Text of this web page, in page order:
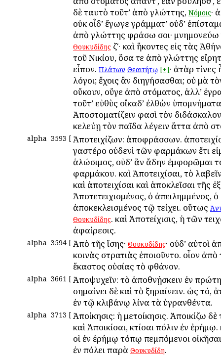
δὲ ταυτὸ τοῦτ’ ἀπὸ γλώττης, Νόμοις·
οὐκ οἶδ’ ἔγωγε γράμματ’ οὐδ’
ἀπὸ γλώττης φράσω σοι·
Θουκυδίδης ζʹ· καὶ ἥκοντες εἰς τὰς
τοῦ Νικίου, ὅσα τε ἀπὸ γλώττης
εἶπον. Πλάτων Θεαιτήτῳ [+]· ἀτὰρ τίνες
λόγοι; ἔχοις ἂν διηγήσασθαι; οὐ μὰ
οὔκουν, οὔγε ἀπὸ στόματος, ἀλλ’
τοῦτ’ εὐθὺς οἴκαδ’ ἐλθὼν
Ἀποστοματίζειν φασὶ τὸν
κελεύῃ τὸν παῖδα λέγειν ἄττα ἀπὸ
alpha 3593 [ Ἀποτειχίζων: ἀποφράσσων.
γαστέρο οὐδενὶ τῶν φαρμάκων ἔτι
ἁλώσιμος, οὐδ’ ἂν ἄδην ἐμφορῶμαι
φαρμάκου. καὶ Ἀποτειχίσαι, τὸ
καὶ ἀποτειχίσαι καὶ ἀποκλεῖσαι τῆς
Ἀποτετειχισμένος, ὁ ἀπειλημμένος, ὁ
ἀποκεκλεισμένος τῷ τείχει. οὕτως
Θουκυδίδης. καὶ Ἀποτείχισις, ἡ τῶν
ἀφαίρεσις.
alpha 3594 [ Ἀπὸ τῆς ἴσης· Θουκυδίδης· οὐδ’ αὐτοὶ
κοινὰς στρατιὰς ἐποιοῦντο. οἷον ἀπὸ
ἕκαστος οὐσίας τὸ φθάνον.
alpha 3661 [ Ἀποψυχεῖν: τὸ ἀποθνῄσκειν ἐν
σημαίνει δὲ καὶ τὸ ξηραίνειν. ὡς τό,
ἐν τῷ κλιβάνῳ λίνα τὰ ὑγρανθέντα.
alpha 3713 [ Ἀποίκησις: ἡ μετοίκησις. Ἀποικίζω
καὶ Ἀποικίσαι, κτίσαι πόλιν ἐν ἐρήμῳ.
οἱ ἐν ἐρήμῳ τόπῳ πεμπόμενοι
ἐν πόλει παρὰ Θουκυδίδη.